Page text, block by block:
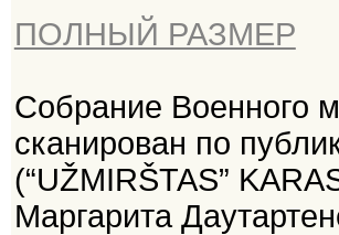
ПОЛНЫЙ РАЗМЕР
Собрание Военного
сканирован по
(“UŽMIRŠTAS”
Маргарита